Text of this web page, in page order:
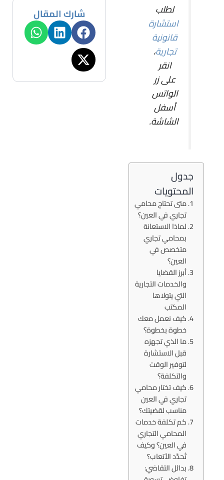
لطلب
استشارة
قانونية
تجارية،
انقر
على زر
الواتس
أسفل
الشاشة.
جدول
المحتويات
متى تحتاج محامي
تجاري في العين؟
لماذا الاستعانة
بمحامي تجاري
متخصص في
العين؟
أبرز القضايا
والخدمات التجارية
التي يتولاها
المكتب
كيف نعمل معك
خطوة بخطوة؟
ما الذي تجهزه
قبل الاستشارة
لتوفير الوقت
والتكلفة؟
كيف تختار محامي
تجاري في العين
مناسب لقضيتك؟
كم تكلفة خدمات
المحامي التجاري
في العين؟ وكيف
تُحدَّد الأتعاب؟
بدائل التقاضي:
شارك المقال